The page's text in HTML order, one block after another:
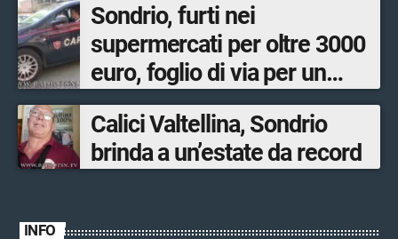
Sondrio, furti nei
supermercati per oltre 3000
euro, foglio di via per un
ventinovenne
Calici Valtellina, Sondrio
brinda a un’estate da record
INFO